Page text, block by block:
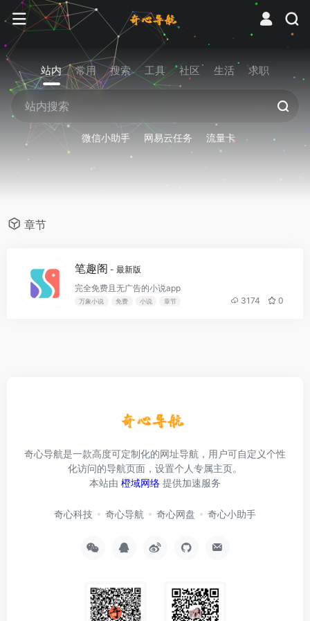
站内 常用 搜索 工具 社区 生活 求职
微信小助手 网易云任务 流量卡
章节
笔趣阁 - 最新版
完全免费且无广告的小说app
万象小说 免费 小说 章节 3174 0
奇心导航是一款高度可定制化的网址导航，用户可自定义个性
化访问的导航页面，设置个人专属主页。
本站由 橙域网络 提供加速服务
奇心科技 奇心导航 奇心网盘 奇心小助手